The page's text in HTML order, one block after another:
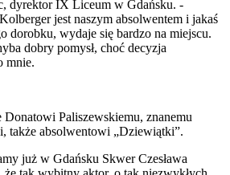
dyrektor IX Liceum w Gdańsku. -
jest naszym absolwentem i jakaś
dorobku, wydaje się bardzo na miejscu.
dobry pomysł, choć decyzja
mnie.
Donatowi Paliszewskiemu, znanemu
także absolwentowi „Dziewiątki”.
już w Gdańsku Skwer Czesława